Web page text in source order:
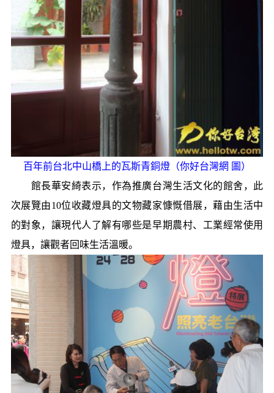
百年前台北中山橋上的瓦斯青銅燈（你好台灣網 圖）
館長華安綺表示，作為推廣台灣生活文化的館舍，此
次展覽由10位收藏燈具的文物藏家慷慨借展，藉由生活中
的對象，讓現代人了解有哪些是早期農村、工業經常使用
燈具，讓觀者回味生活溫暖。